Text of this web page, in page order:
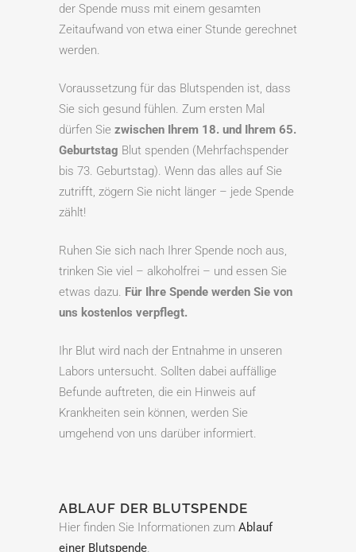
der Spende muss mit einem gesamten
Zeitaufwand von etwa einer Stunde gerechnet
werden.
Voraussetzung für das Blutspenden ist, dass
Sie sich gesund fühlen. Zum ersten Mal
dürfen Sie zwischen Ihrem 18. und Ihrem 65.
Geburtstag Blut spenden (Mehrfachspender
bis 73. Geburtstag). Wenn das alles auf Sie
zutrifft, zögern Sie nicht länger – jede Spende
zählt!
Ruhen Sie sich nach Ihrer Spende noch aus,
trinken Sie viel – alkoholfrei – und essen Sie
etwas dazu. Für Ihre Spende werden Sie von
uns kostenlos verpflegt.
Ihr Blut wird nach der Entnahme in unseren
Labors untersucht. Sollten dabei auffällige
Befunde auftreten, die ein Hinweis auf
Krankheiten sein können, werden Sie
umgehend von uns darüber informiert.
ABLAUF DER BLUTSPENDE
Hier finden Sie Informationen zum Ablauf
einer Blutspende.